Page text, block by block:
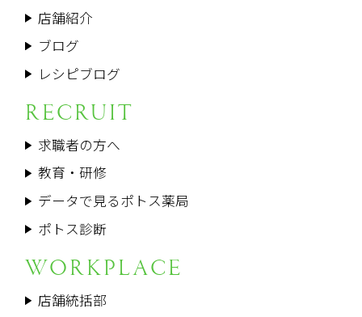
店舗紹介
ブログ
レシピブログ
RECRUIT
求職者の方へ
教育・研修
データで見るポトス薬局
ポトス診断
WORKPLACE
店舗統括部